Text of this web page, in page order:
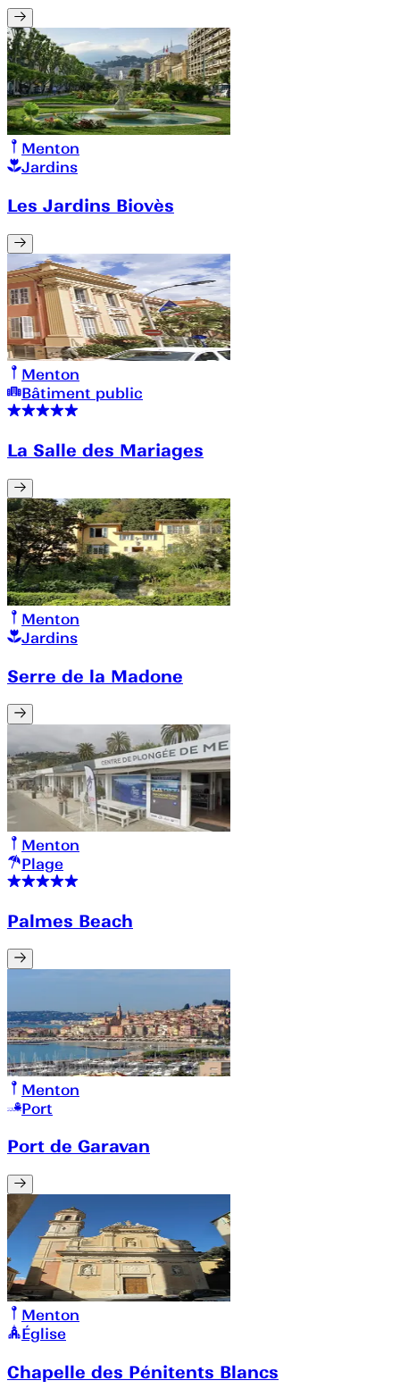
Menton
Jardins
Les Jardins Biovès
Menton
Bâtiment public
La Salle des Mariages
Menton
Jardins
Serre de la Madone
Menton
Plage
Palmes Beach
Menton
Port
Port de Garavan
Menton
Église
Chapelle des Pénitents Blancs